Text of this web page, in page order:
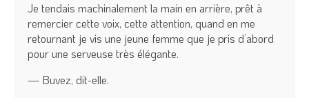
Je tendais machinalement la main en arrière, prêt à
remercier cette voix, cette attention, quand en me
retournant je vis une jeune femme que je pris d’abord
pour une serveuse très élégante.
— Buvez, dit-elle.